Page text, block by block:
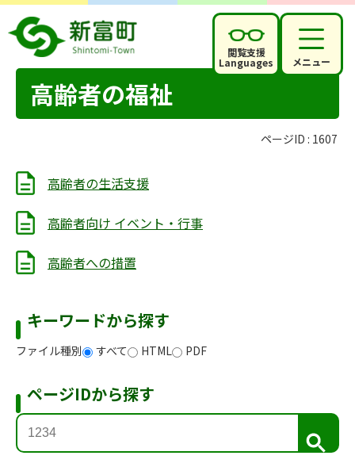
閲覧支援
Languages メニュー
高齢者の福祉
ページID : 1607
高齢者の生活支援
高齢者向け イベント・行事
高齢者への措置
キーワードから探す
ファイル種別 すべて HTML PDF
ページIDから探す
検
索